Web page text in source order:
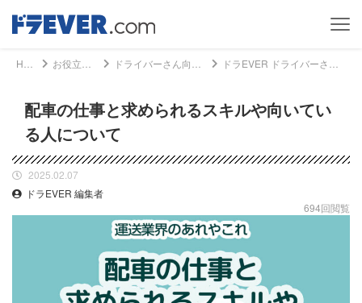
配車の仕事と求められるスキルや向いてい
る人について
2025.02.07
ドラEVER 編集者
694回閲覧